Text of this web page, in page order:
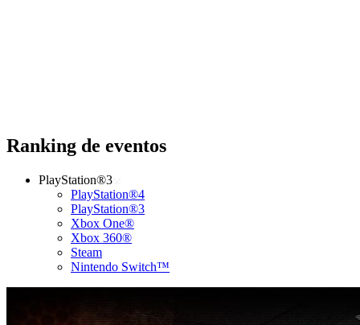
Ranking de eventos
PlayStation®3
PlayStation®4
PlayStation®3
Xbox One®
Xbox 360®
Steam
Nintendo Switch™